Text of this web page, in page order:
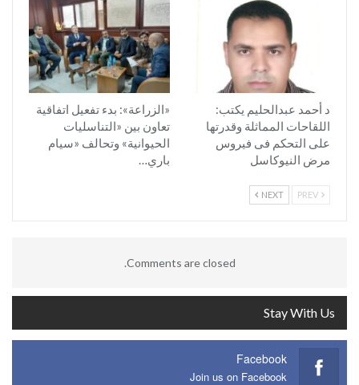
د أحمد عبدالحليم يكتب:
اللقاحات المماثلة وقدرتها
على التحكم فى فيروس
مرض النيوكاسل
«الزراعة»: بدء تفعيل اتفاقية
تعاون بين «التناسليات
الحيوانية» وتحالف «سيام
باري…
NEXT
Comments are closed.
Stay With Us
Facebook
Join us on Facebook